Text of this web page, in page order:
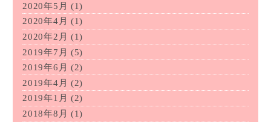
2020年5月 (1)
2020年4月 (1)
2020年2月 (1)
2019年7月 (5)
2019年6月 (2)
2019年4月 (2)
2019年1月 (2)
2018年8月 (1)